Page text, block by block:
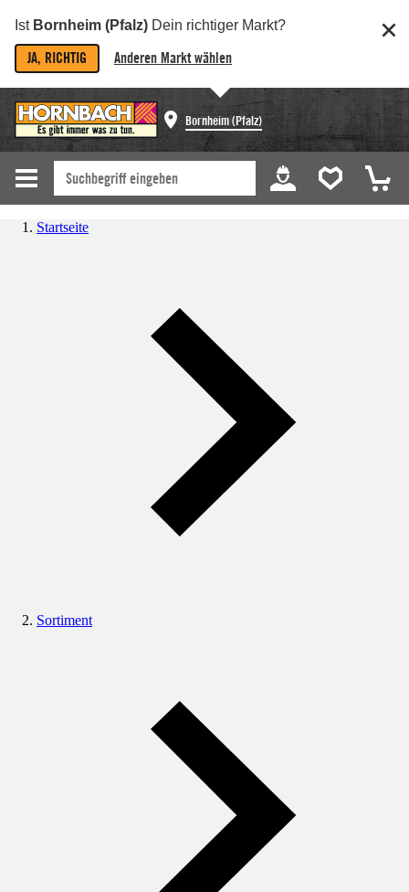
Ist Bornheim (Pfalz) Dein richtiger Markt?
JA, RICHTIG Anderen Markt wählen
Bornheim (Pfalz)
Startseite
Sortiment